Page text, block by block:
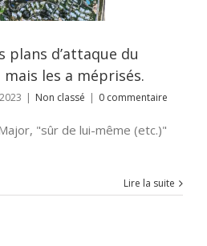
plans d’attaque du
les a méprisés.
| Non classé | 0 commentaire
"sûr de lui-même (etc.)"
Lire la suite